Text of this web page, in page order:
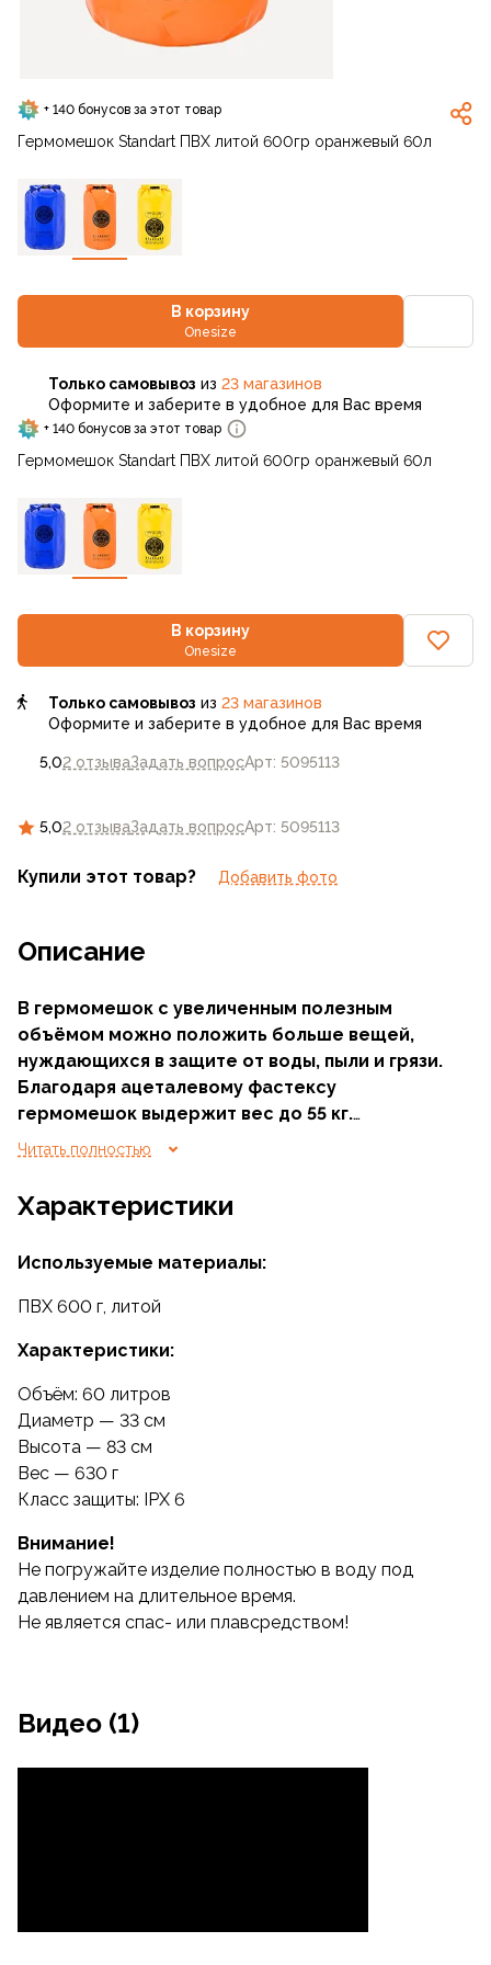
+ 140 бонусов за этот товар
Гермомешок Standart ПВХ литой 600гр оранжевый 60л
В корзину
Onesize
5,02 отзываЗадать вопросАрт: 5095113
Только самовывоз из 23 магазинов
Оформите и заберите в удобное для Вас время
+ 140 бонусов за этот товар
Гермомешок Standart ПВХ литой 600гр оранжевый 60л
В корзину
Onesize
5,02 отзываЗадать вопросАрт: 5095113
Только самовывоз из 23 магазинов
Оформите и заберите в удобное для Вас время
Купили этот товар? Добавить фото
Описание
В гермомешок с увеличенным полезным
объёмом можно положить больше вещей,
нуждающихся в защите от воды, пыли и грязи.
Благодаря ацеталевому фастексу
гермомешок выдержит вес до 55 кг.
Герметичная сварка швов позволяет
погодные условия.
Читать полностью
Видео (1)
Характеристики
Используемые материалы:
ПВХ 600 г, литой
Характеристики:
Объём: 60 литров
Диаметр — 33 см
Высота — 83 см
Вес — 630 г
Класс защиты: IPX 6
Внимание!
Не погружайте изделие полностью в воду под
давлением на длительное время.
Не является спас- или плавсредством!